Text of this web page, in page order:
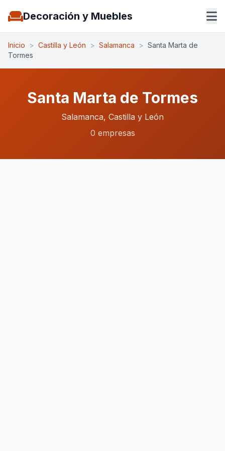
Decoración y Muebles
Inicio > Castilla y León > Salamanca > Santa Marta de
Tormes
Santa Marta de Tormes
Salamanca, Castilla y León
0 empresas